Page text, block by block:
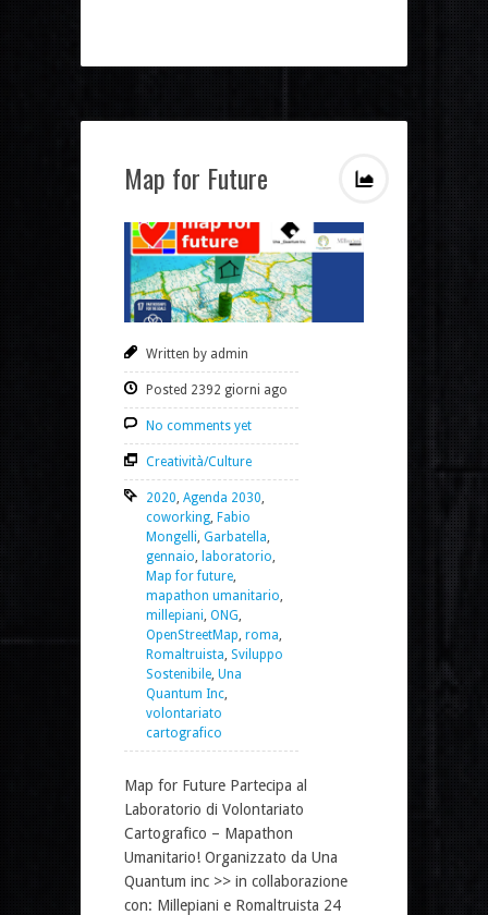
Map for Future
Written by admin
Posted 2392 giorni ago
No comments yet
Creatività/Culture
2020, Agenda 2030,
coworking, Fabio
Mongelli, Garbatella,
gennaio, laboratorio,
Map for future,
mapathon umanitario,
millepiani, ONG,
OpenStreetMap, roma,
Romaltruista, Sviluppo
Sostenibile, Una
Quantum Inc,
volontariato
cartografico
Map for Future Partecipa al
Laboratorio di Volontariato
Cartografico – Mapathon
Umanitario! Organizzato da Una
Quantum inc >> in collaborazione
con: Millepiani e Romaltruista 24